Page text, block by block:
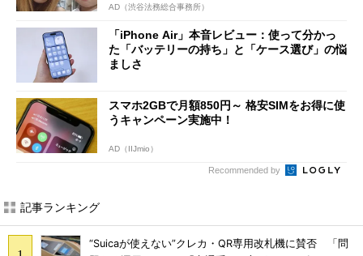
AD（渋谷法務総合事務所）
「iPhone Air」本音レビュー：使って分かっ
た「バッテリーの持ち」と「ケース選び」の悩
ましさ
スマホ2GBで月額850円～ 格安SIMをお得に使
うキャンペーン実施中！
AD（IIJmio）
Recommended by
記事ランキング
“Suicaが使えない”クレカ・QR専用改札機に賛否 「問